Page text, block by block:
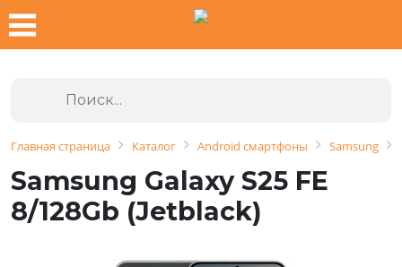
Главная страница Каталог Android смартфоны Samsung
Samsung Galaxy S25 FE
8/128Gb (Jetblack)